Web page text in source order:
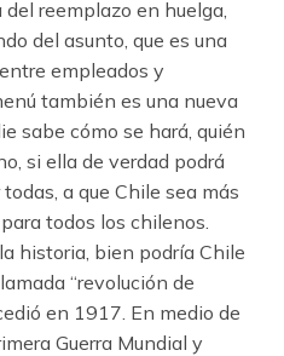
reemplazo en huelga,
del asunto, que es una
empleados y
también es una nueva
sabe cómo se hará, quién
si ella de verdad podrá
a que Chile sea más
todos los chilenos.
historia, bien podría Chile
“revolución de
en 1917. En medio de
Guerra Mundial y